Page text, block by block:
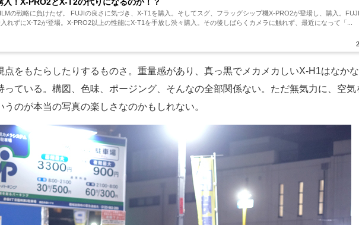
の戦略に負けたぜ。 FUJIの良さに気づき、X-T1を購入。そしてスグ、フラッグシップ機X-PRO2が登場し、購入。
れずにX-T2が登場。X-PRO2以上の性能にX-T1を手放し渋々購入。その後しばらくカメラに触れず、最近になって「...
をもたらしたりするものさ。重量感があり、真っ黒でメカメカしいX-H1はなか
ている。構図、色味、ポージング、そんなの全部関係ない。ただ無気力に、空気
のが本当の写真の楽しさなのかもしれない。